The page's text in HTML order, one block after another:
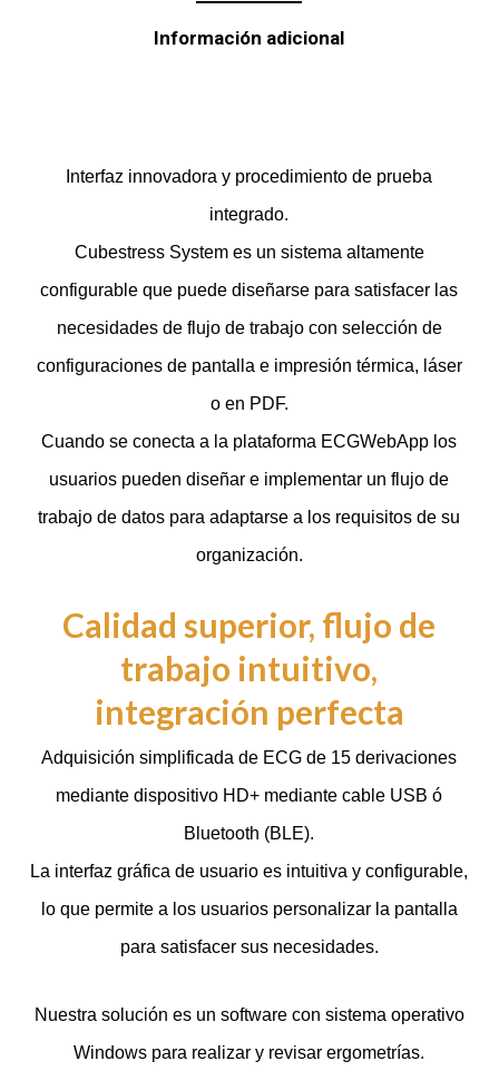
Información adicional
Interfaz innovadora y procedimiento de prueba
integrado.
Cubestress System es un sistema altamente
configurable que puede diseñarse para satisfacer las
necesidades de flujo de trabajo con selección de
configuraciones de pantalla e impresión térmica, láser
o en PDF.
Cuando se conecta a la plataforma ECGWebApp los
usuarios pueden diseñar e implementar un flujo de
trabajo de datos para adaptarse a los requisitos de su
organización.
Calidad superior, flujo de
trabajo intuitivo,
integración perfecta
Adquisición simplificada de ECG de 15 derivaciones
mediante dispositivo HD+ mediante cable USB ó
Bluetooth (BLE).
La interfaz gráfica de usuario es intuitiva y configurable,
lo que permite a los usuarios personalizar la pantalla
para satisfacer sus necesidades.
Nuestra solución es un software con sistema operativo
Windows para realizar y revisar ergometrías.